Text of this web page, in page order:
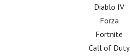
Diablo IV
Forza
Fortnite
Call of Duty